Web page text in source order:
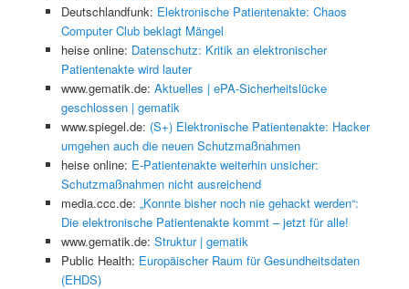
Deutschlandfunk: Elektronische Patientenakte: Chaos
Computer Club beklagt Mängel
heise online: Datenschutz: Kritik an elektronischer
Patientenakte wird lauter
www.gematik.de: Aktuelles | ePA-Sicherheitslücke
geschlossen | gematik
www.spiegel.de: (S+) Elektronische Patientenakte: Hacker
umgehen auch die neuen Schutzmaßnahmen
heise online: E-Patientenakte weiterhin unsicher:
Schutzmaßnahmen nicht ausreichend
media.ccc.de: „Konnte bisher noch nie gehackt werden“:
Die elektronische Patientenakte kommt – jetzt für alle!
www.gematik.de: Struktur | gematik
Public Health: Europäischer Raum für Gesundheitsdaten
(EHDS)